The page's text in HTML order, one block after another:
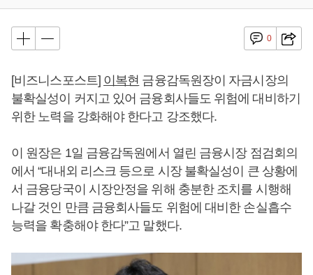
0
[비즈니스포스트] 이복현 금융감독원장이 자금시장의
불확실성이 커지고 있어 금융회사들도 위험에 대비하기
위한 노력을 강화해야 한다고 강조했다.
이 원장은 1일 금융감독원에서 열린 금융시장 점검회의
에서 “대내외 리스크 등으로 시장 불확실성이 큰 상황에
서 금융당국이 시장안정을 위해 충분한 조치를 시행해
나갈 것인 만큼 금융회사들도 위험에 대비한 손실흡수
능력을 확충해야 한다”고 말했다.